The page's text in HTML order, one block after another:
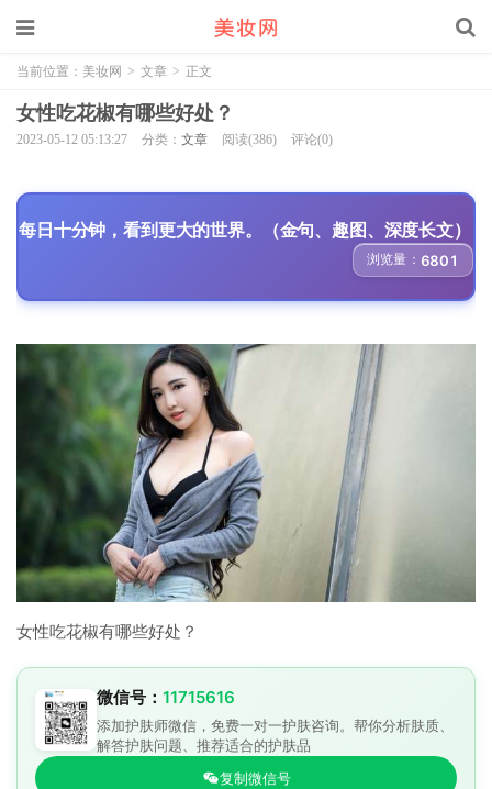
当前位置： 美妆网 > 文章 > 正文
女性吃花椒有哪些好处？
2023-05-12 05:13:27 分类： 文章 阅读(386) 评论(0)
每日十分钟，看到更大的世界。（金句、趣图、深度长文）
浏览量： 6801
女性吃花椒有哪些好处？
微信号： 11715616
添加护肤师微信，免费一对一护肤咨询。帮你分析肤质、
解答护肤问题、推荐适合的护肤品
复制微信号